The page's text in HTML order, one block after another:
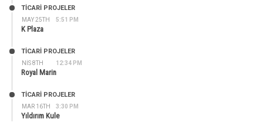
MAY 25TH 5:51 PM
TİCARİ PROJELER
K Plaza
NIS 8TH 12:34 PM
TİCARİ PROJELER
Royal Marin
MAR 16TH 3:30 PM
TİCARİ PROJELER
Yıldırım Kule